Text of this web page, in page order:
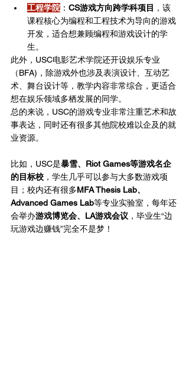
工程学院 ： CS游戏方向跨学科项目 ，该
课程核心为编程和工程技术为导向的游戏
开发，适合想兼顾编程和游戏设计的学
生。
此外，USC电影艺术学院还开设娱乐专业
（BFA)，除游戏外也涉及表演设计、互动艺
术、舞台设计等，教学内容非常综合，更适合
想在娱乐领域多栖发展的同学。
总的来说，USC的游戏专业非常注重艺术和故
事表达，同时还有很多其他院校难以企及的就
业资源。
比如，USC是暴雪、Riot Games等游戏名企
的目标校 ，学生几乎可以参与大多数游戏项
目；校内还有很多MFA Thesis Lab、
Advanced Games Lab等专业实验室，每年还
会举办游戏博览会、LA游戏会议 ，毕业生“边
玩游戏边赚钱”完全不是梦！